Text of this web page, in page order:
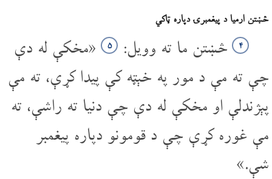
څښتن ارمیا د پیغمبرۍ دپاره ټاکي
۴ څښتن ما ته وویل: ۵ «مخکې له دې
چې ته مې د مور په خېټه کې پیدا کړې، ته مې
پېژندلې او مخکې له دې چې دنیا ته راشې، ته
مې غوره کړې چې د قومونو دپاره پیغمبر
شې.»